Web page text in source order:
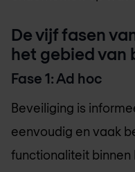
De vijf fasen
het gebied van
Fase 1: Ad hoc
Beveiliging is
eenvoudig en vaak
functionaliteit binnen